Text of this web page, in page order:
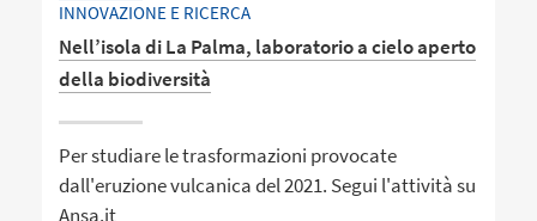
INNOVAZIONE E RICERCA
Nell’isola di La Palma, laboratorio a cielo aperto
della biodiversità
Per studiare le trasformazioni provocate
dall'eruzione vulcanica del 2021. Segui l'attività su
Ansa.it